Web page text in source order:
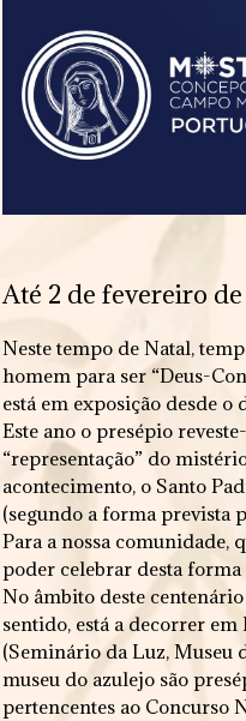
Até 2 de fevereiro
Neste tempo de Natal,
homem para ser “Deus-
está em exposição desde
Este ano o presépio
“representação” do
acontecimento, o Santo
(segundo a forma prevista
Para a nossa comunidade,
poder celebrar desta
No âmbito deste
sentido, está a decorrer
(Seminário da Luz, Museu
museu do azulejo são
pertencentes ao Concurso